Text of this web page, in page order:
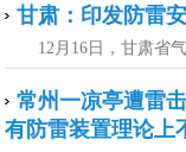
甘肃：印发防雷
12月16日，甘肃省气
常州一凉亭遭雷
有防雷装置理论上